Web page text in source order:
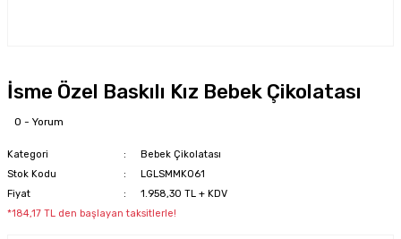
İsme Özel Baskılı Kız Bebek Çikolatası
0 - Yorum
Kategori
Bebek Çikolatası
Stok Kodu
LGLSMMK061
Fiyat
1.958,30 TL + KDV
*184,17 TL den başlayan taksitlerle!